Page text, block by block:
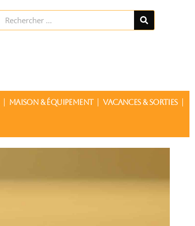
Rechercher
MAISON & ÉQUIPEMENT VACANCES & SORTIES